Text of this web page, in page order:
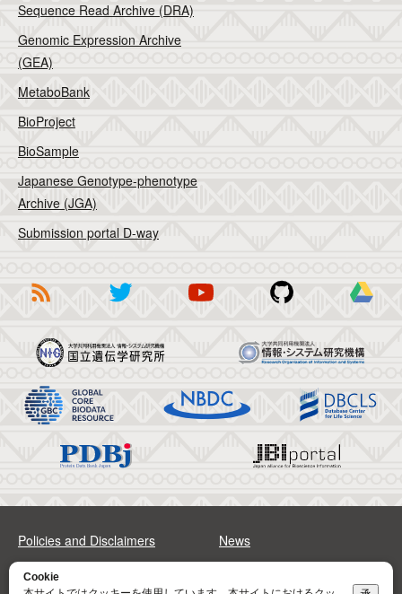
Sequence Read Archive (DRA)
Genomic Expression Archive
(GEA)
MetaboBank
BioProject
BioSample
Japanese Genotype-phenotype
Archive (JGA)
Submission portal D-way
Policies and Disclaimers News
FAQs
Cookie